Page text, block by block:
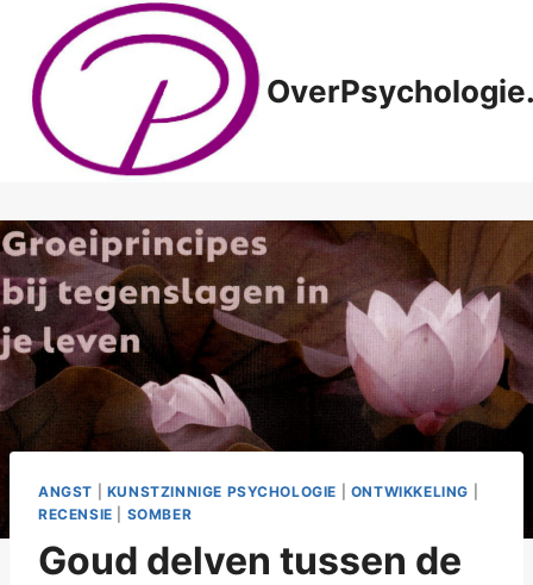
Doorgaan
inhoud
ANGST KUNSTZINNIGE PSYCHOLOGIE ONTWIKKELING
RECENSIE
SOMBER
Goud delven tussen de